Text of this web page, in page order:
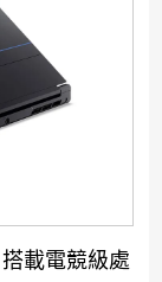
搭載電競級處